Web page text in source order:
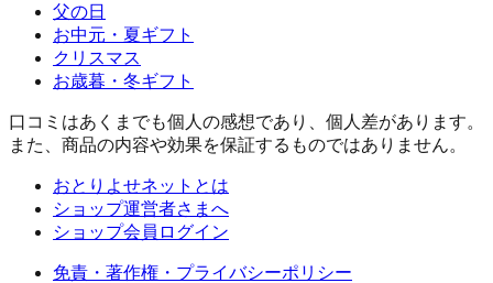
父の日
お中元・夏ギフト
クリスマス
お歳暮・冬ギフト
口コミはあくまでも個人の感想であり、個人差があります。
また、商品の内容や効果を保証するものではありません。
おとりよせネットとは
ショップ運営者さまへ
ショップ会員ログイン
免責・著作権・プライバシーポリシー